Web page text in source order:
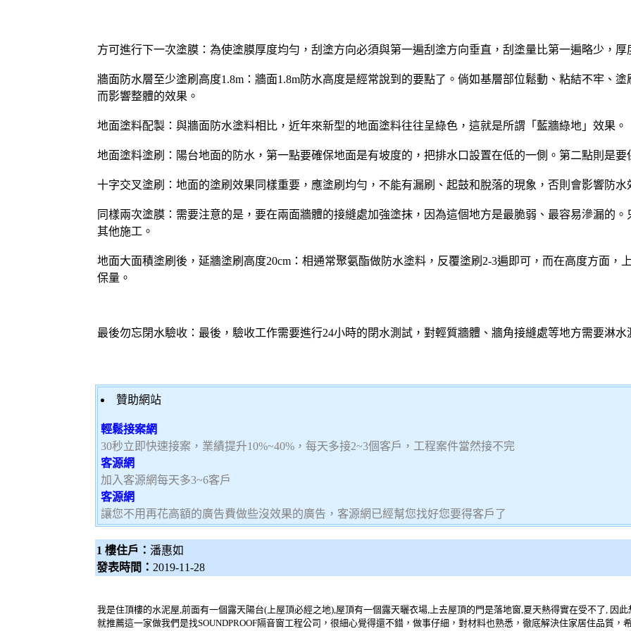
方可進行下一次塗膜：為使塗膜厚度均勻，刮塗方向必須與第一遍刮塗方向垂直，刮塗量比第一遍略少，厚
牆面防水層至少塗刷高度1.8m：牆面1.8m防水高度是經常說到的要點了。倘如基層部位鬆動、粘結不牢、
而影響整體的效果。
地面塗料配製：與牆面防水塗料相比，近年來新型的地面塗料往往呈綠色，這就是所謂「藍牆綠地」效果。
地面塗料塗刷：陽台地面的防水，第一點要確保地面是有坡度的，把排水口設置在低的一側。第二點則是
十字交叉塗刷：地面的塗刷效果同樣重要，應塗刷均勻，不能有漏刷、起鼓和脫落的現象，否則會影響防水
同樣兩次塗膜：需要注意的是，要在兩面牆體的接縫處加強塗抹，因為這個地方是最脆弱、最容易滲漏的
其他施工。
地面大面積塗刷後，延牆塗刷高度20cm：相通常聚氨酯做防水塗料，反覆塗刷2-3遍即可，而在高度方面，
保量。
最後勿忘閉水驗收：最後，驗收工作需要進行24小時的閉水測試，對輕質牆體、牆角接縫處等地方需要淋水
贊助網站
輕鬆接案網
30秒立即快速接案，業績提升10%~40%，每天多接2~3個客戶，工程案件當然接不完
客源網
加入客源網每天多3~6客戶
客源網
讓您不用再花高額的廣告費做些沒效果的廣告，客源網已經幫您找好您要得客戶了
1 樓住戶： 潘惠如
發表時間： 2019-11-28
我是住頂樓的水泥屋,前面有一個露天陽台(上屋頂必經之地),屋頂有一個露天曬衣場,上去屋頂的門是落地窗,夏天熱得實在受不了, 因
就推薦這一家做我們是找SOUNDPROOF隔音窗工程公司，很細心覺得還不錯，做事仔細，對材料也熟悉，徹底解決住家居住品質，